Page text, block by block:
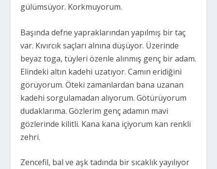
gülümsüyor. Korkmuyorum.
Başında defne yapraklarından yapılmış bir taç
var. Kıvırcık saçları alnına düşüyor. Üzerinde
beyaz toga, tüyleri özenle alınmış genç bir adam.
Elindeki altın kadehi uzatıyor. Camın eridiğini
görüyorum. Öteki zamanlardan bana uzanan
kadehi sorgulamadan alıyorum. Götürüyorum
dudaklarıma. Gözlerim genç adamın mavi
gözlerinde kilitli. Kana kana içiyorum kan renkli
zehri.
Zencefil, bal ve aşk tadında bir sıcaklık yayılıyor